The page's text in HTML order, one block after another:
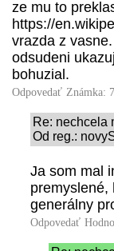
ze mu to
https://
vrazda z
odsudeni
bohuzial.
Odpovedať Známka:
Re: nechcela
Od reg.:
Ja som mal
premyslené,
generálny
Odpovedať